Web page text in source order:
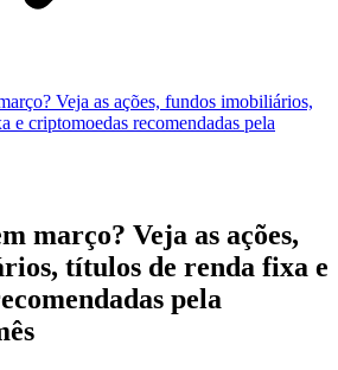
Veja as ações, fundos imobiliários,
e criptomoedas recomendadas pela
março? Veja as ações,
títulos de renda fixa e
pela